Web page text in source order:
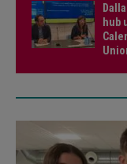
hub